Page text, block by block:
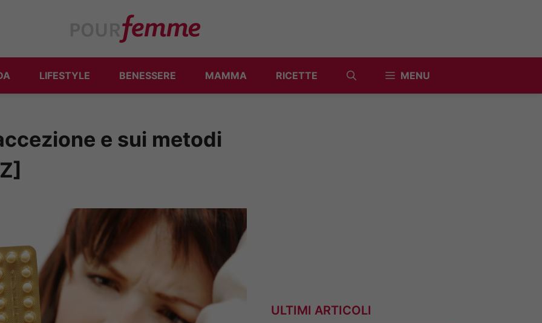
LIFESTYLE BENESSERE MAMMA RICETTE MENU
e sui metodi
ULTIMI ARTICOLI